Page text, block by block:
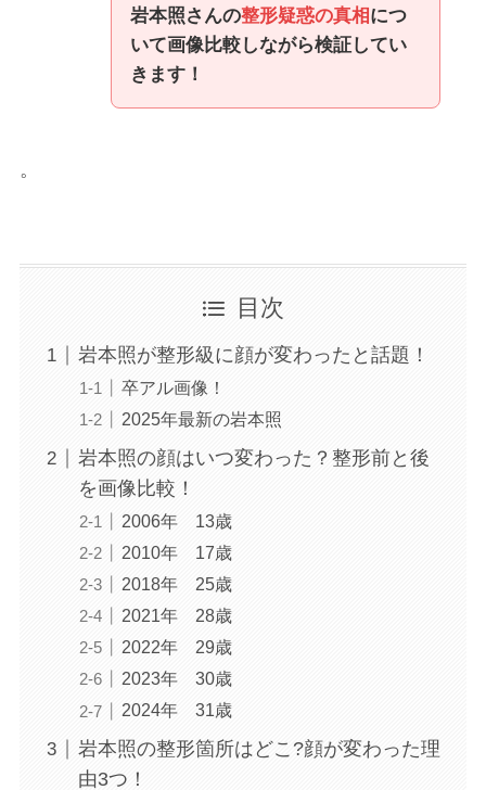
岩本照さんの整形疑惑の真相につ
いて画像比較しながら検証してい
きます！
。
目次
岩本照が整形級に顔が変わったと話題！
卒アル画像！
2025年最新の岩本照
岩本照の顔はいつ変わった？整形前と後
を画像比較！
2006年 13歳
2010年 17歳
2018年 25歳
2021年 28歳
2022年 29歳
2023年 30歳
2024年 31歳
岩本照の整形箇所はどこ?顔が変わった理
由3つ！